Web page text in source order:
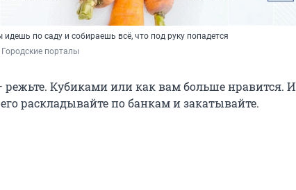
идешь по саду и собираешь всё, что под руку попадется
порталы
режьте. Кубиками или как вам больше нравится. И
раскладывайте по банкам и закатывайте.